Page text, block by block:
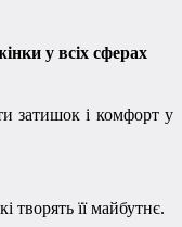
у всіх сферах
затишок і комфорт у
творять її майбутнє.